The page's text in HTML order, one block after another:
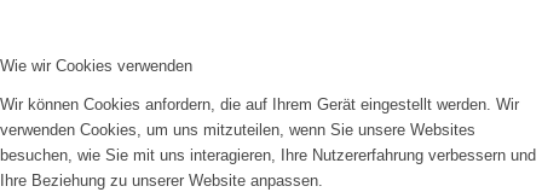
Wie wir Cookies verwenden
Wir können Cookies anfordern, die auf Ihrem Gerät eingestellt werden. Wir
verwenden Cookies, um uns mitzuteilen, wenn Sie unsere Websites
besuchen, wie Sie mit uns interagieren, Ihre Nutzererfahrung verbessern und
Ihre Beziehung zu unserer Website anpassen.